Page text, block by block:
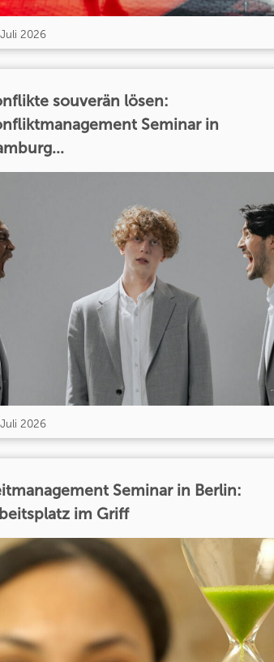
2026
souverän lösen:
Seminar in
2026
Seminar in Berlin:
im Griff